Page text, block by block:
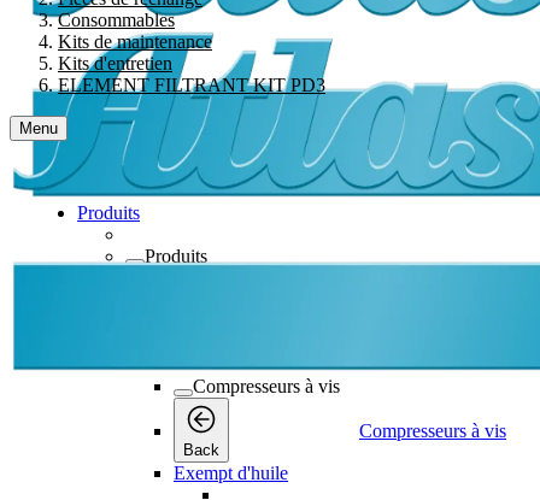
Consommables
Kits de maintenance
Kits d'entretien
ELEMENT FILTRANT KIT PD3
Menu
Produits
Produits
Compresseurs à vis
Back
Compresseurs à vis
Exempt d'huile